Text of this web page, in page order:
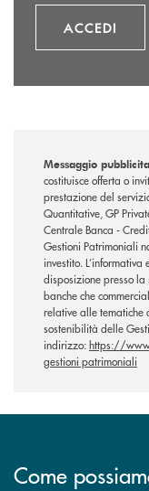
ACCEDI
Messaggio
costituisce offerta o
prestazione del
Quantitative, GP
Centrale Banca -
Gestioni Patrimoniali
investito.
disposizione presso
banche che
relative alle tematiche
sostenibilità delle
indirizzo:https://
gestioni patrimoniali
Come